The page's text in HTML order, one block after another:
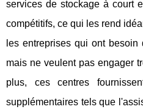
services de stockage à court
compétitifs, ce qui les rend
les entreprises qui ont besoin
mais ne veulent pas engager
plus, ces centres
supplémentaires tels que